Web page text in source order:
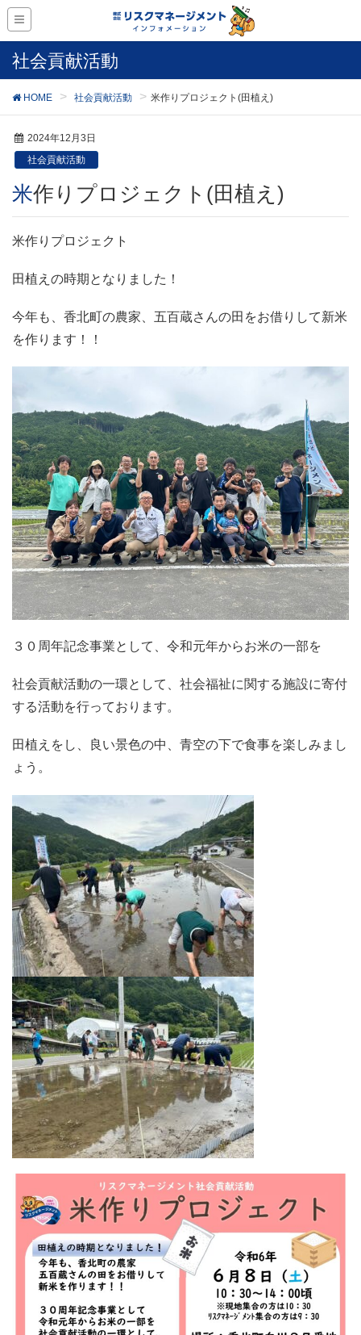
社会貢献活動
HOME 社会貢献活動 米作りプロジェクト(田植え)
2024年12月3日
社会貢献活動
米作りプロジェクト(田植え)
米作りプロジェクト
田植えの時期となりました！
今年も、香北町の農家、五百蔵さんの田をお借りして新米
を作ります！！
３０周年記念事業として、令和元年からお米の一部を
社会貢献活動の一環として、社会福祉に関する施設に寄付
する活動を行っております。
田植えをし、良い景色の中、青空の下で食事を楽しみまし
ょう。